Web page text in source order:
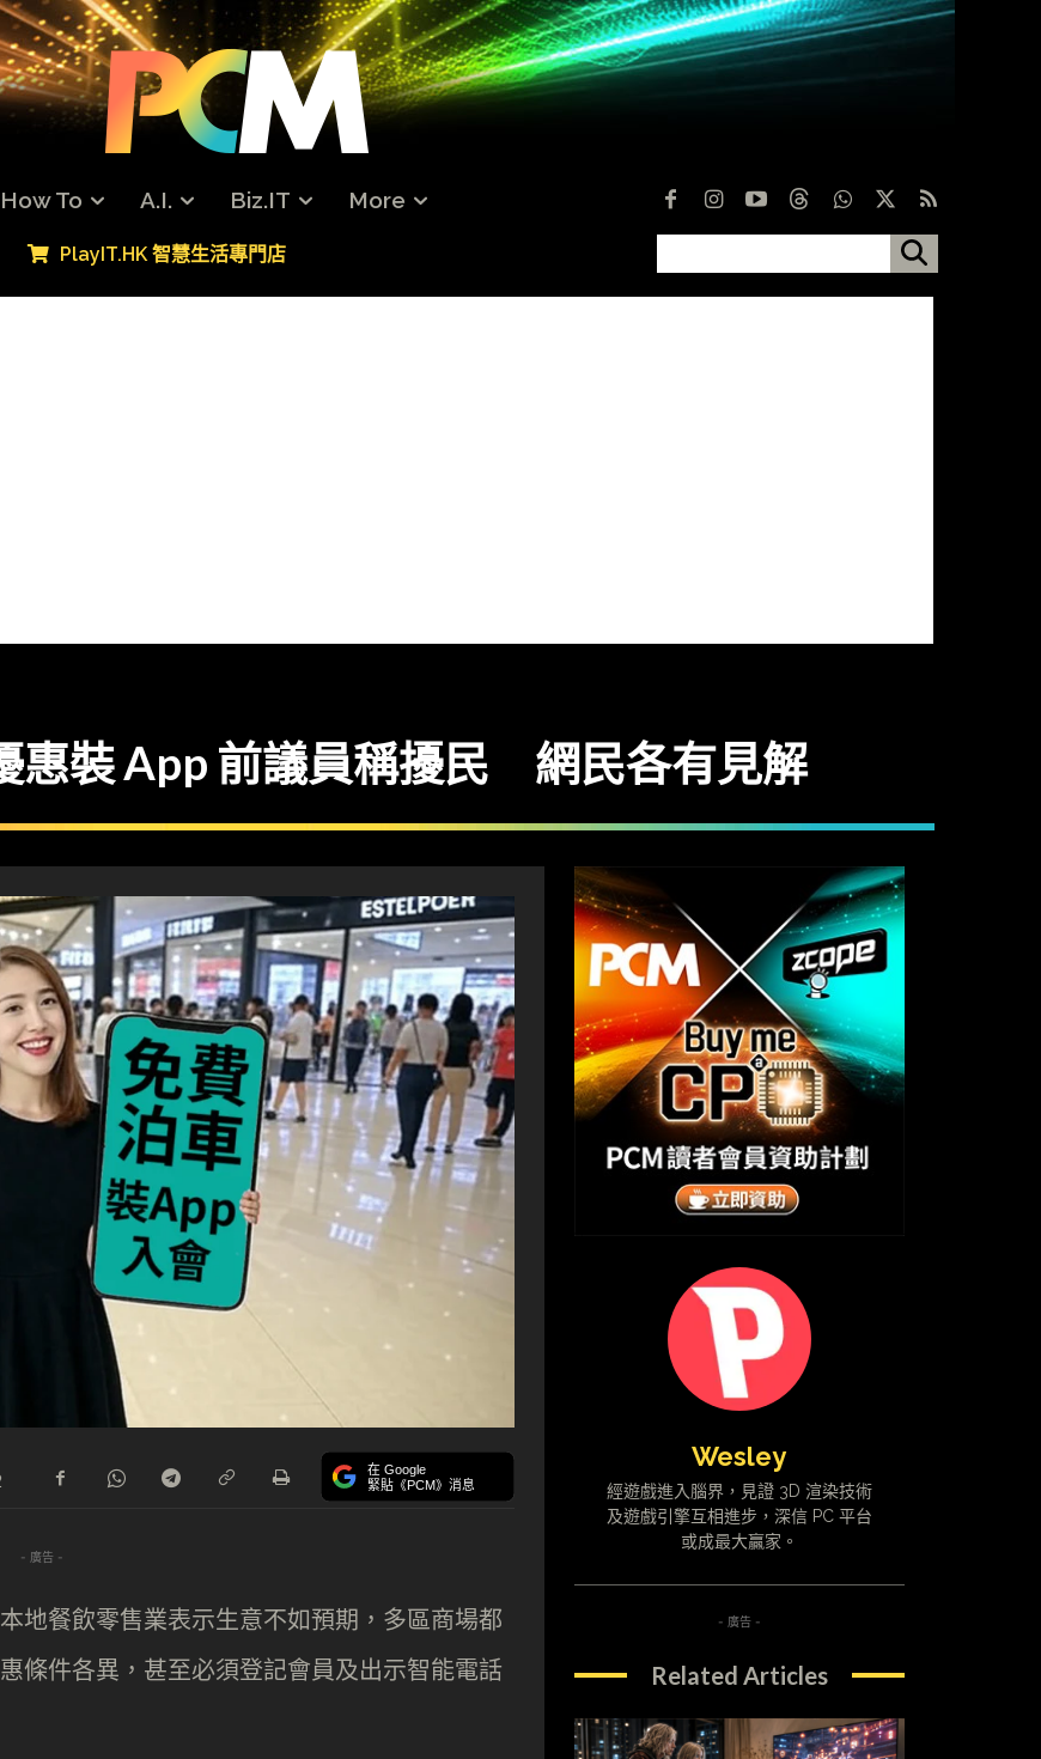
How To A.I. Biz.IT More
PlayIT.HK 智慧生活專門店
惠裝 App 前議員稱擾民 網民各有見解
在 Google
緊貼《PCM》消息
- 廣告 -
地餐飲零售業表示生意不如預期，多區商場都
條件各異，甚至必須登記會員及出示智能電話
Wesley
經遊戲進入腦界，見證 3D 渲染技術
及遊戲引擎互相進步，深信 PC 平台
或成最大贏家。
- 廣告 -
Related Articles